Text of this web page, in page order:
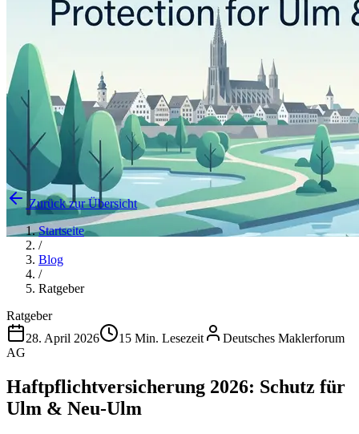
Zurück zur Übersicht
Startseite
/
Blog
/
Ratgeber
Ratgeber
28. April 2026
15 Min. Lesezeit
Deutsches Maklerforum
AG
Haftpflichtversicherung 2026: Schutz für
Ulm & Neu-Ulm